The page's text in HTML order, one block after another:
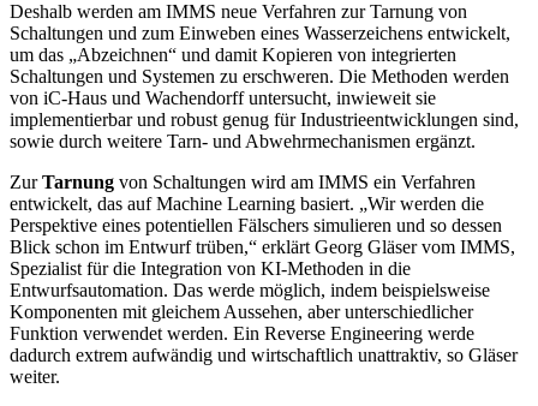
Deshalb werden am IMMS neue Verfahren zur Tarnung von
Schaltungen und zum Einweben eines Wasserzeichens entwickelt,
um das „Abzeichnen“ und damit Kopieren von integrierten
Schaltungen und Systemen zu erschweren. Die Methoden werden
von iC-Haus und Wachendorff untersucht, inwieweit sie
implementierbar und robust genug für Industrieentwicklungen sind,
sowie durch weitere Tarn- und Abwehrmechanismen ergänzt.
ZurTarnung von Schaltungen wird am IMMS ein Verfahren
entwickelt, das auf Machine Learning basiert. „Wir werden die
Perspektive eines potentiellen Fälschers simulieren und so dessen
Blick schon im Entwurf trüben,“ erklärt Georg Gläser vom IMMS,
Spezialist für die Integration von KI-Methoden in die
Entwurfsautomation. Das werde möglich, indem beispielsweise
Komponenten mit gleichem Aussehen, aber unterschiedlicher
Funktion verwendet werden. Ein Reverse Engineering werde
dadurch extrem aufwändig und wirtschaftlich unattraktiv, so Gläser
weiter.